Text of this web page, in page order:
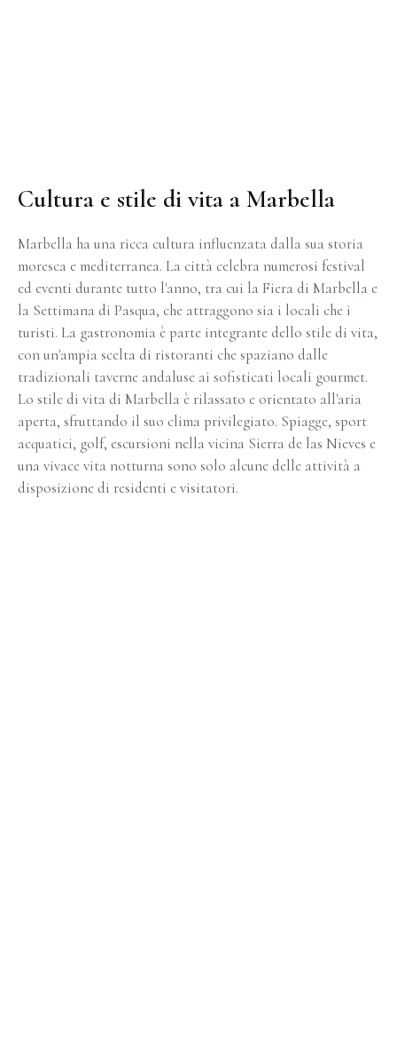
Cultura e stile di vita a Marbella
Marbella ha una ricca cultura influenzata dalla sua storia
moresca e mediterranea. La città celebra numerosi festival
ed eventi durante tutto l'anno, tra cui la Fiera di Marbella e
la Settimana di Pasqua, che attraggono sia i locali che i
turisti. La gastronomia è parte integrante dello stile di vita,
con un'ampia scelta di ristoranti che spaziano dalle
tradizionali taverne andaluse ai sofisticati locali gourmet.
Lo stile di vita di Marbella è rilassato e orientato all'aria
aperta, sfruttando il suo clima privilegiato. Spiagge, sport
acquatici, golf, escursioni nella vicina Sierra de las Nieves e
una vivace vita notturna sono solo alcune delle attività a
disposizione di residenti e visitatori.